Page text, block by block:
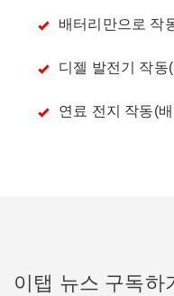
배터리만으로 작
디젤 발전기 작동
연료 전지 작동(
이탭 뉴스 구독하